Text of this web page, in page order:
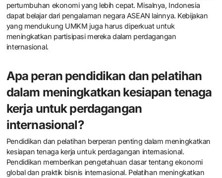
pertumbuhan ekonomi yang lebih cepat. Misalnya, Indonesia
dapat belajar dari pengalaman negara ASEAN lainnya. Kebijakan
yang mendukung UMKM juga harus diperkuat untuk
meningkatkan partisipasi mereka dalam perdagangan
internasional.
Apa peran pendidikan dan pelatihan
dalam meningkatkan kesiapan tenaga
kerja untuk perdagangan
internasional?
Pendidikan dan pelatihan berperan penting dalam meningkatkan
kesiapan tenaga kerja untuk perdagangan internasional.
Pendidikan memberikan pengetahuan dasar tentang ekonomi
global dan praktik bisnis internasional. Pelatihan meningkatkan